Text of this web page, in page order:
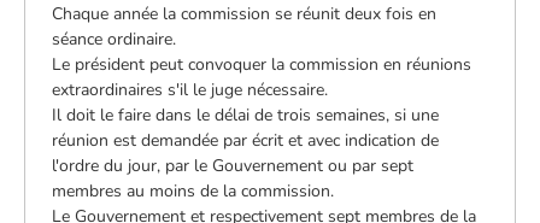
Chaque année la commission se réunit deux fois en
séance ordinaire.
Le président peut convoquer la commission en réunions
extraordinaires s'il le juge nécessaire.
Il doit le faire dans le délai de trois semaines, si une
réunion est demandée par écrit et avec indication de
l'ordre du jour, par le Gouvernement ou par sept
membres au moins de la commission.
Le Gouvernement et respectivement sept membres de la